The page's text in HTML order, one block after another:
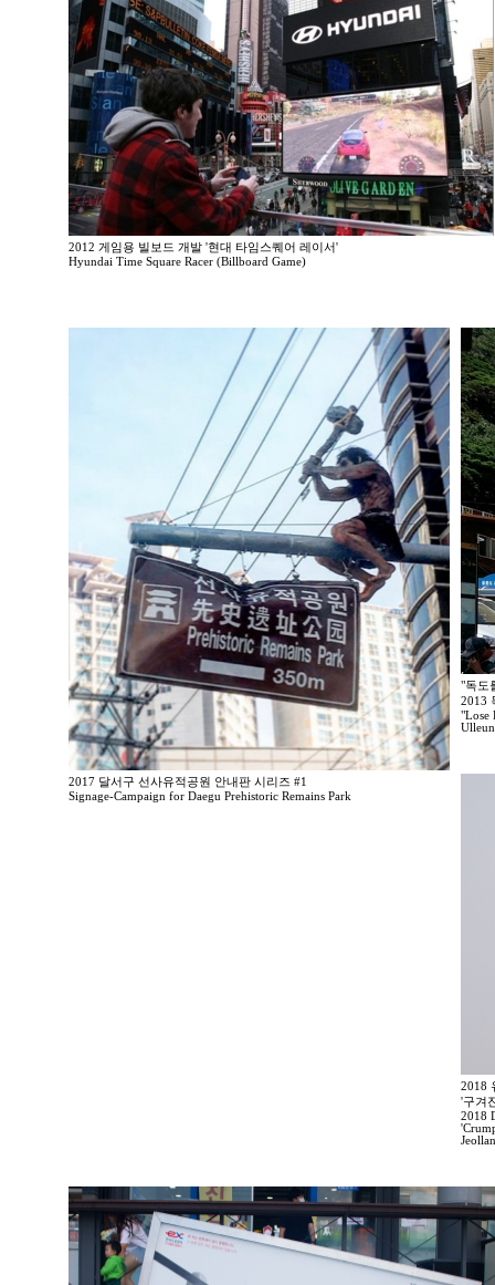
2012 게임용 빌보드 개발 '현대 타임스퀘어 레이서'
Hyundai Time Square Racer (Billboard Game)
2017 달서구 선사유적공원 안내판 시리즈 #1
Signage-Campaign for Daegu Prehistoric Remains Park
"독도
2013
"Lose
2018
'구겨
2018